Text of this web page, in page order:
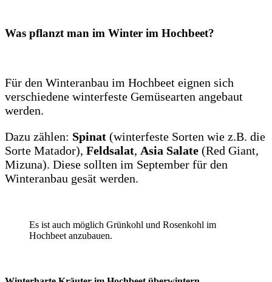
Was pflanzt man im Winter im Hochbeet?
Für den Winteranbau im Hochbeet eignen sich
verschiedene winterfeste Gemüsearten angebaut
werden.
Dazu zählen: Spinat (winterfeste Sorten wie z.B. die
Sorte Matador), Feldsalat, Asia Salate (Red Giant,
Mizuna). Diese sollten im September für den
Winteranbau gesät werden.
Es ist auch möglich Grünkohl und Rosenkohl im
Hochbeet anzubauen.